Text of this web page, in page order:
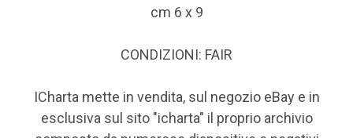
cm 6 x 9
CONDIZIONI: FAIR
ICharta mette in vendita, sul negozio eBay e in
esclusiva sul sito "icharta" il proprio archivio